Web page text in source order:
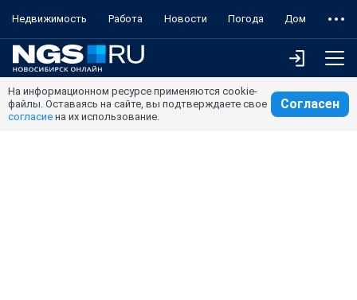
Недвижимость Работа Новости Погода Дом
На информационном ресурсе применяются cookie-
файлы. Оставаясь на сайте, вы подтверждаете свое
согласие на их использование.
Согласен